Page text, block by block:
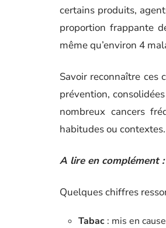
certains produits,
proportion frappante
même qu’environ 4
Savoir reconnaître ces
prévention,
nombreux cancers
habitudes ou contextes.
A lire en complément :
Quelques chiffres
Tabac : mis en